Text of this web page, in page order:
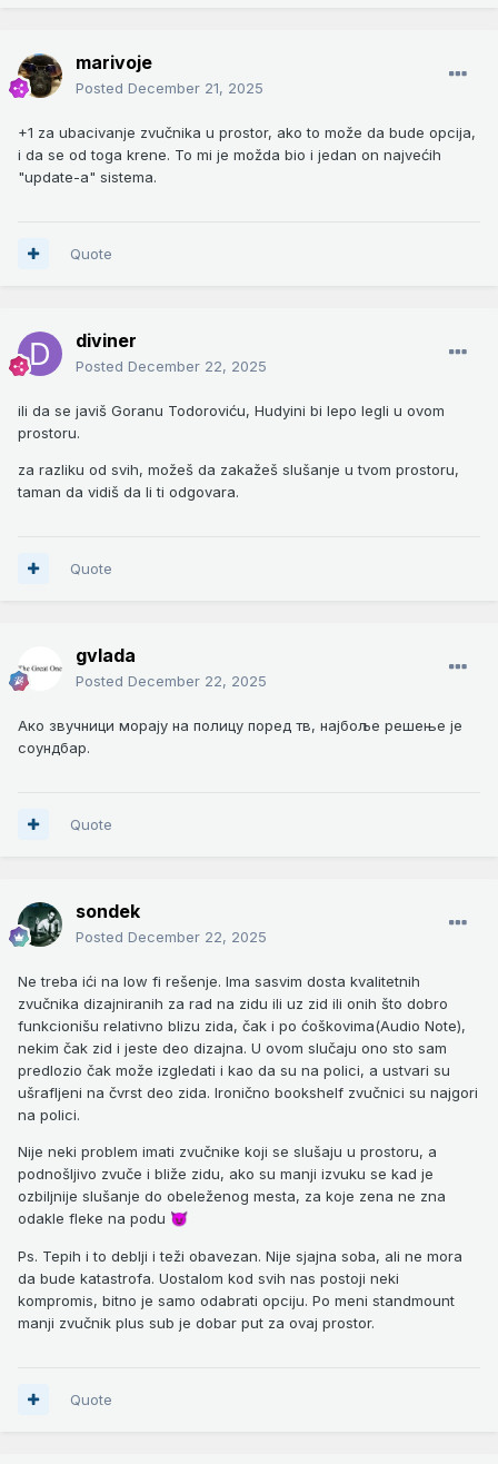
marivoje
Posted December 21, 2025
+1 za ubacivanje zvučnika u prostor, ako to može da bude opcija,
i da se od toga krene. To mi je možda bio i jedan on najvećih
"update-a" sistema.
Quote
diviner
Posted December 22, 2025
ili da se javiš Goranu Todoroviću, Hudyini bi lepo legli u ovom
prostoru.
za razliku od svih, možeš da zakažeš slušanje u tvom prostoru,
taman da vidiš da li ti odgovara.
Quote
gvlada
Posted December 22, 2025
Ако звучници морају на полицу поред тв, најбоље решење је
соундбар.
Quote
sondek
Posted December 22, 2025
Ne treba ići na low fi rešenje. Ima sasvim dosta kvalitetnih
zvučnika dizajniranih za rad na zidu ili uz zid ili onih što dobro
funkcionišu relativno blizu zida, čak i po ćoškovima(Audio Note),
nekim čak zid i jeste deo dizajna. U ovom slučaju ono sto sam
predlozio čak može izgledati i kao da su na polici, a ustvari su
ušrafljeni na čvrst deo zida. Ironično bookshelf zvučnici su najgori
na polici.
Nije neki problem imati zvučnike koji se slušaju u prostoru, a
podnošljivo zvuče i bliže zidu, ako su manji izvuku se kad je
ozbiljnije slušanje do obeleženog mesta, za koje zena ne zna
odakle fleke na podu 😈
Ps. Tepih i to deblji i teži obavezan. Nije sjajna soba, ali ne mora
da bude katastrofa. Uostalom kod svih nas postoji neki
kompromis, bitno je samo odabrati opciju. Po meni standmount
manji zvučnik plus sub je dobar put za ovaj prostor.
Quote